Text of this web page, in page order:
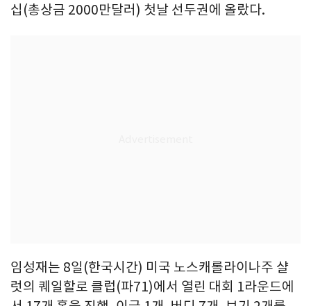
십(총상금 2000만달러) 첫날 선두권에 올랐다.
임성재는 8일(한국시간) 미국 노스캐롤라이나주 샬
럿의 퀘일할로 클럽(파71)에서 열린 대회 1라운드에